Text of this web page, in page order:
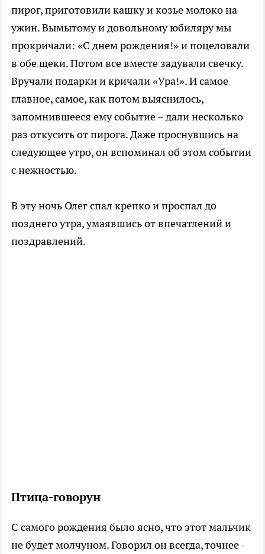
пирог, приготовили кашку и козье молоко на
ужин. Вымытому и довольному юбиляру мы
прокричали: «С днем рождения!» и поцеловали
в обе щеки. Потом все вместе задували свечку.
Вручали подарки и кричали «Ура!». И самое
главное, самое, как потом выяснилось,
запомнившееся ему событие – дали несколько
раз откусить от пирога. Даже проснувшись на
следующее утро, он вспоминал об этом событии
с нежностью.
В эту ночь Олег спал крепко и проспал до
позднего утра, умаявшись от впечатлений и
поздравлений.
Птица-говорун
С самого рождения было ясно, что этот мальчик
не будет молчуном. Говорил он всегда, точнее -